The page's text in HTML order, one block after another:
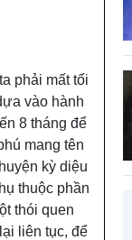
phải mất tối
vào hành
8 tháng để
mang tên
kỳ diệu
thuộc phần
thói quen
liên tục, để